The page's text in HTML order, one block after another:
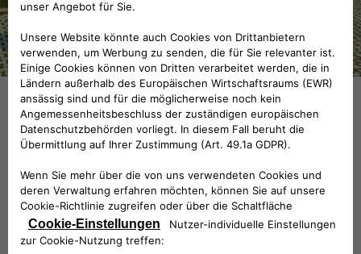
Mit 200 produzierten Exemplaren,
die zur Homologation in der Gruppe
B notwendig waren, begann der